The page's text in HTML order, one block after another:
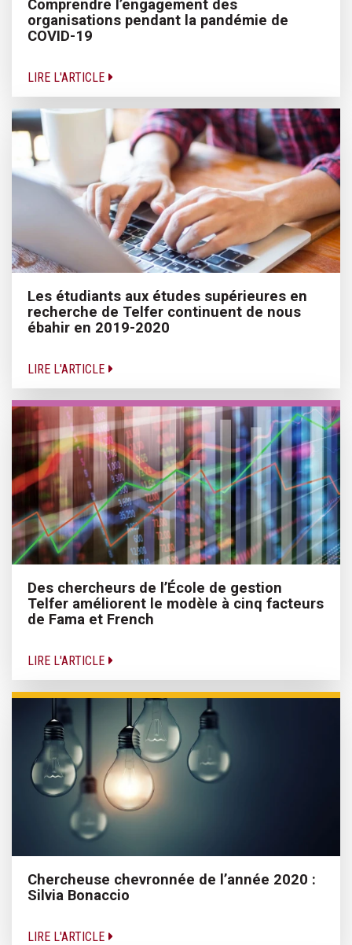
Comprendre l’engagement des
organisations pendant la pandémie de
COVID-19
LIRE L'ARTICLE
Les étudiants aux études supérieures en
recherche de Telfer continuent de nous
ébahir en 2019-2020
LIRE L'ARTICLE
Des chercheurs de l’École de gestion
Telfer améliorent le modèle à cinq facteurs
de Fama et French
LIRE L'ARTICLE
Chercheuse chevronnée de l’année 2020 :
Silvia Bonaccio
LIRE L'ARTICLE